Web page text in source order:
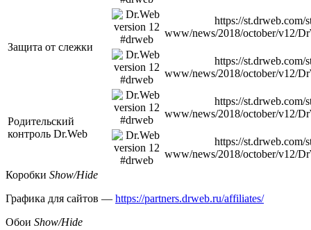
Защита от слежки
https://st.drweb.com/
www/news/2018/october/v12/
https://st.drweb.com/
www/news/2018/october/v12/
Родительский
контроль Dr.Web
https://st.drweb.com/
www/news/2018/october/v12/
https://st.drweb.com/
www/news/2018/october/v12/
Коробки Show/Hide
Графика для сайтов — https://partners.drweb.ru/affiliates/
Обои Show/Hide